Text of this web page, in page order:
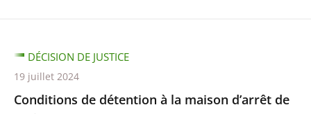
Conditions de détention à la maison d’arrêt de
DÉCISION DE JUSTICE
19 juillet 2024